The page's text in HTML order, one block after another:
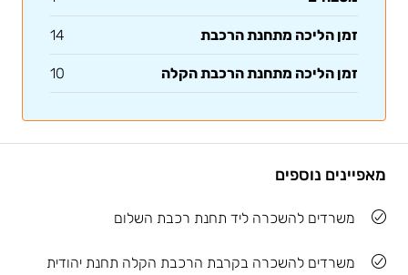
זמן הליכה מתחנת הרכבת 14
זמן הליכה מתחנת הרכבת הקלה 10
מאפיינים נוספים
משרדים להשכרה ליד תחנת רכבת השלום
משרדים להשכרה בקרבת הרכבת הקלה תחנת יהודית